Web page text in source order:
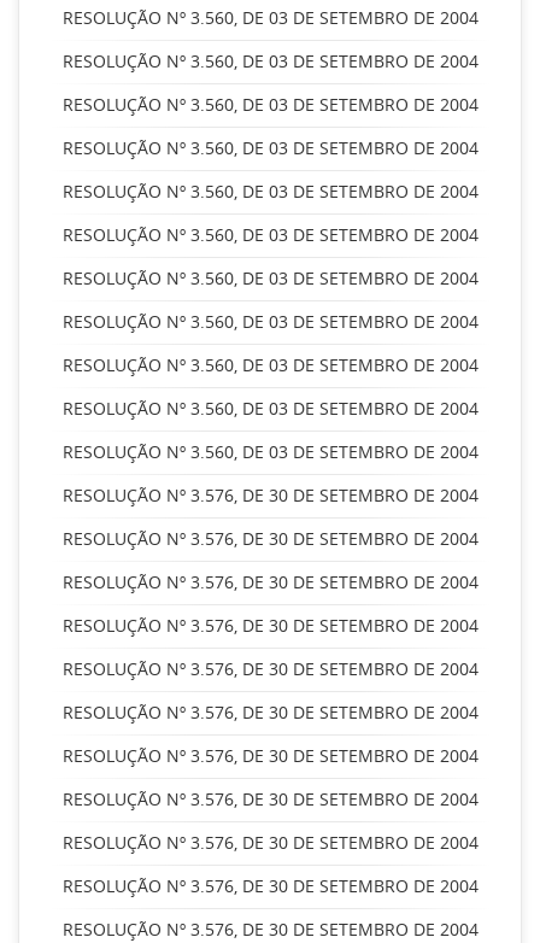
RESOLUÇÃO Nº 3.560, DE 03 DE SETEMBRO DE 2004
RESOLUÇÃO Nº 3.560, DE 03 DE SETEMBRO DE 2004
RESOLUÇÃO Nº 3.560, DE 03 DE SETEMBRO DE 2004
RESOLUÇÃO Nº 3.560, DE 03 DE SETEMBRO DE 2004
RESOLUÇÃO Nº 3.560, DE 03 DE SETEMBRO DE 2004
RESOLUÇÃO Nº 3.560, DE 03 DE SETEMBRO DE 2004
RESOLUÇÃO Nº 3.560, DE 03 DE SETEMBRO DE 2004
RESOLUÇÃO Nº 3.560, DE 03 DE SETEMBRO DE 2004
RESOLUÇÃO Nº 3.560, DE 03 DE SETEMBRO DE 2004
RESOLUÇÃO Nº 3.560, DE 03 DE SETEMBRO DE 2004
RESOLUÇÃO Nº 3.560, DE 03 DE SETEMBRO DE 2004
RESOLUÇÃO Nº 3.576, DE 30 DE SETEMBRO DE 2004
RESOLUÇÃO Nº 3.576, DE 30 DE SETEMBRO DE 2004
RESOLUÇÃO Nº 3.576, DE 30 DE SETEMBRO DE 2004
RESOLUÇÃO Nº 3.576, DE 30 DE SETEMBRO DE 2004
RESOLUÇÃO Nº 3.576, DE 30 DE SETEMBRO DE 2004
RESOLUÇÃO Nº 3.576, DE 30 DE SETEMBRO DE 2004
RESOLUÇÃO Nº 3.576, DE 30 DE SETEMBRO DE 2004
RESOLUÇÃO Nº 3.576, DE 30 DE SETEMBRO DE 2004
RESOLUÇÃO Nº 3.576, DE 30 DE SETEMBRO DE 2004
RESOLUÇÃO Nº 3.576, DE 30 DE SETEMBRO DE 2004
RESOLUÇÃO Nº 3.576, DE 30 DE SETEMBRO DE 2004